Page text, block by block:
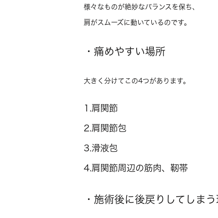
様々なものが絶妙なバランスを保ち、
肩がスムーズに動いているのです。
・痛めやすい場所
大きく分けてこの4つがあります。
1.肩関節
2.肩関節包
3.滑液包
4.肩関節周辺の筋肉、靭帯
・施術後に後戻りしてしま